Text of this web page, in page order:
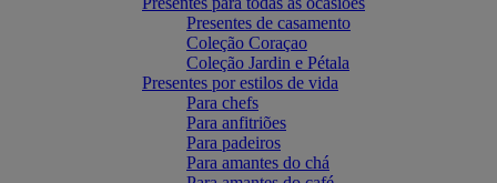
Presentes de casamento
Coleção Coraçao
Coleção Jardin e Pétala
Presentes por estilos de vida
Para chefs
Para anfitriões
Para padeiros
Para amantes do chá